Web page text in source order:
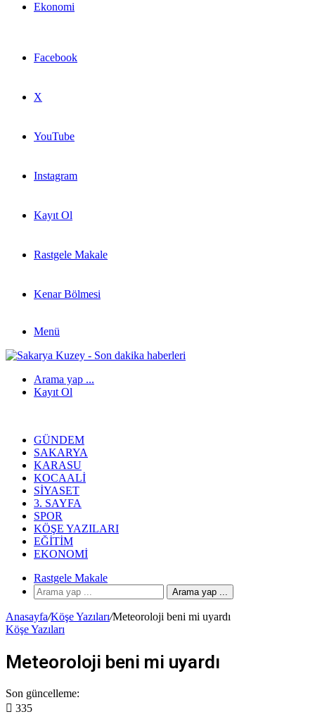
Ekonomi
Facebook
X
YouTube
Instagram
Kayıt Ol
Rastgele Makale
Kenar Bölmesi
Menü
Arama yap ...
Kayıt Ol
GÜNDEM
SAKARYA
KARASU
KOCAALI
SIYASET
3. SAYFA
SPOR
KÖŞE YAZILARI
EĞITIM
EKONOMI
Rastgele Makale
Arama yap ...
Anasayfa/Köşe Yazıları/Meteoroloji beni mi uyardı
Köşe Yazıları
Meteoroloji beni mi uyardı
Son güncelleme:
335